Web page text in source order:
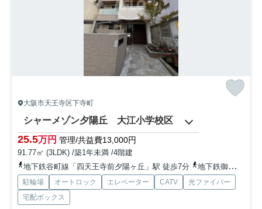
大阪市天王寺区下寺町
シャーメゾン夕陽丘 大江小学校区
25.5万円 管理/共益費13,000円
91.77㎡ (3LDK) /築1年未満 /4階建
地下鉄谷町線「四天王寺前夕陽ヶ丘」駅 徒歩7分
地下鉄御堂筋線「天王寺」駅 徒歩17分
駐輪場 オートロック エレベーター CATV
光ファイバー
宅配ボックス